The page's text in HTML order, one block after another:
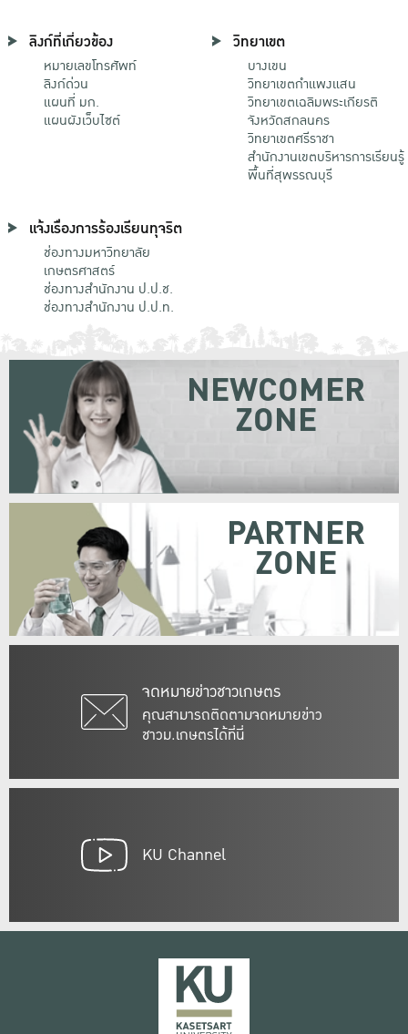
ลิงก์ที่เกี่ยวข้อง
หมายเลขโทรศัพท์
ลิงก์ด่วน
แผนที่ มก.
แผนผังเว็บไซต์
วิทยาเขต
บางเขน
วิทยาเขตกําแพงแสน
วิทยาเขตเฉลิมพระเกียรติ
จังหวัดสกลนคร
วิทยาเขตศรีราชา
สำนักงานเขตบริหารการเรียนรู้
พื้นที่สุพรรณบุรี
แจ้งเรื่องการร้องเรียนทุจริต
ช่องทางมหาวิทยาลัย
เกษตรศาสตร์
ช่องทางสำนักงาน ป.ป.ช.
ช่องทางสำนักงาน ป.ป.ท.
จดหมายข่าวชาวเกษตร
คุณสามารถติดตามจดหมายข่าว
ชาวม.เกษตรได้ที่นี่
NEWCOMER
ZONE
PARTNER
ZONE
KU Channel